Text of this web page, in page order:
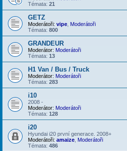
Témata: 21
GETZ
Moderátoři: vipe Moderátoři
Témata: 800
GRANDEUR
Moderátor: Moderátoři
Témata: 13
H1 Van / Bus / Truck
Moderátor: Moderátoři
Témata: 283
i10
2008 -
Moderátor: Moderátoři
Témata: 128
i20
Hyundai i20 první generace. 2008+
Moderátoři: amaize Moderátoři
Témata: 486